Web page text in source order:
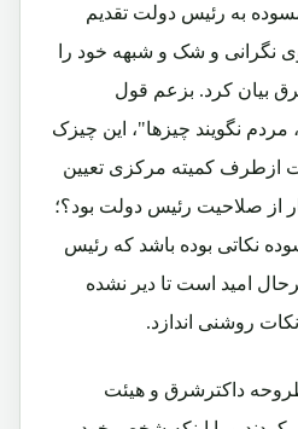
به رئیس دولت تقدیم
نگرانی و شک و شبهه خود را
بیان کرد. بزعم قول
نگویند چیزها"، این چیزک
ازطرف کمیته مرکزی تعیین
از صلاحیت رئیس دولت بود؟؛
نکاتی بوده باشد که رئیس
امید است تا دیر نشده
روشنی اندازد.
داکترشرق و هیئت